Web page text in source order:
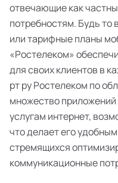
отвечающие как
потребностям. Будь то
или тарифные планы
«Ростелеком»
для своих клиентов в
рт ру Ростелеком по
множество приложений
услугам интернет,
что делает его
стремящихся
коммуникационные